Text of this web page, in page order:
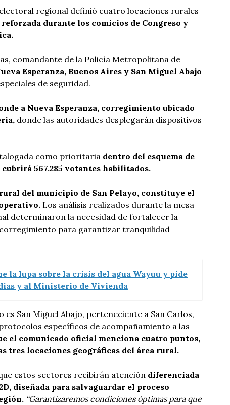
regional definió cuatro locaciones rurales
durante los comicios de Congreso y
comandante de la Policía Metropolitana de
Esperanza, Buenos Aires y San Miguel Abajo
de seguridad.
a Nueva Esperanza, corregimiento ubicado
donde las autoridades desplegarán dispositivos
como prioritaria dentro del esquema de
567.285 votantes habilitados.
del municipio de San Pelayo, constituye el
Los análisis realizados durante la mesa
determinaron la necesidad de fortalecer la
para garantizar tranquilidad
la lupa sobre la crisis del agua Wayuu y pide
y al Ministerio de Vivienda
San Miguel Abajo, perteneciente a San Carlos,
específicos de acompañamiento a las
el comunicado oficial menciona cuatro puntos,
tres locaciones geográficas del área rural.
estos sectores recibirán atención diferenciada
diseñada para salvaguardar el proceso
“Garantizaremos condiciones óptimas para que